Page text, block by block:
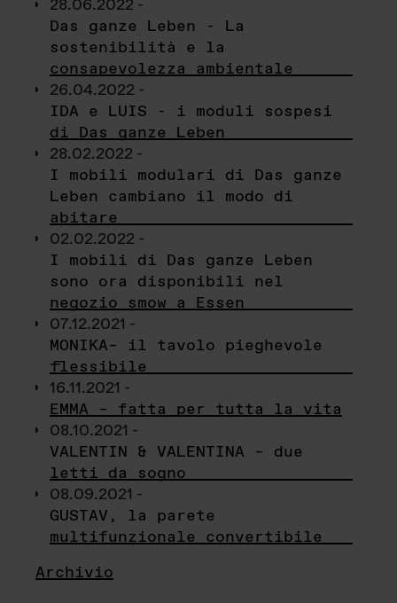
28.06.2022 -
Das ganze Leben - La
sostenibilità e la
consapevolezza ambientale
26.04.2022 -
IDA e LUIS - i moduli sospesi
di Das ganze Leben
28.02.2022 -
I mobili modulari di Das ganze
Leben cambiano il modo di
abitare
02.02.2022 -
I mobili di Das ganze Leben
sono ora disponibili nel
negozio smow a Essen
07.12.2021 -
MONIKA– il tavolo pieghevole
flessibile
16.11.2021 -
EMMA – fatta per tutta la vita
08.10.2021 -
VALENTIN & VALENTINA – due
letti da sogno
08.09.2021 -
GUSTAV, la parete
multifunzionale convertibile
Archivio